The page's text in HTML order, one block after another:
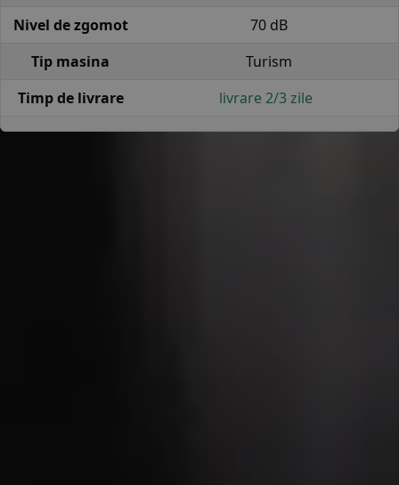
Nivel de zgomot
70 dB
Tip masina
Turism
Timp de livrare
livrare 2/3 zile